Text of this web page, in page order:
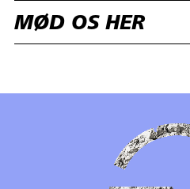
MØD OS HER